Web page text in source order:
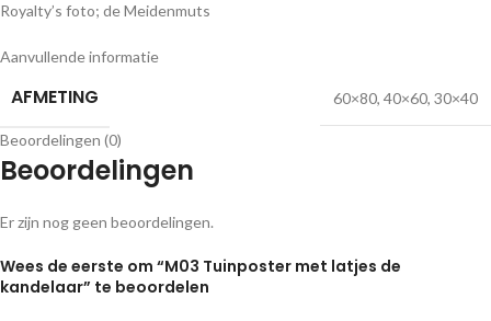
Royalty’s foto; de Meidenmuts
Aanvullende informatie
AFMETING 60×80, 40×60, 30×40
Beoordelingen (0)
Beoordelingen
Er zijn nog geen beoordelingen.
Wees de eerste om “M03 Tuinposter met latjes de
kandelaar” te beoordelen